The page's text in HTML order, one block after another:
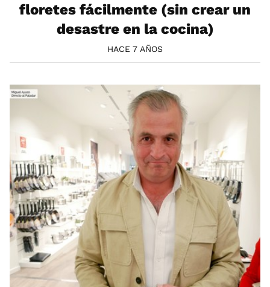
floretes fácilmente (sin crear un
desastre en la cocina)
HACE 7 AÑOS